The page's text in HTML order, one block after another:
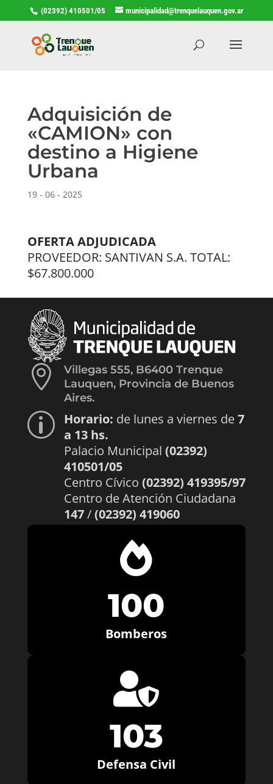
(02392) 410501/05 municipalidad@trenquelauquen.gov.ar
Adquisición de
«CAMION» con
destino a Higiene
Urbana
19 - 06 - 2025
OFERTA ADJUDICADA
PROVEEDOR: SANTIVAN S.A. TOTAL:
$67.800.000

Villegas 555, B6400 Trenque
Lauquen, Provincia de Buenos
Aires.
p Horario: de lunes a viernes de7
a 13 hs.
Palacio Municipal (02392)
410501/05
Centro Cívico (02392) 419395/97
Centro de Atención Ciudadana
147/(02392) 419060

100
Bomberos

103
Defensa Civil